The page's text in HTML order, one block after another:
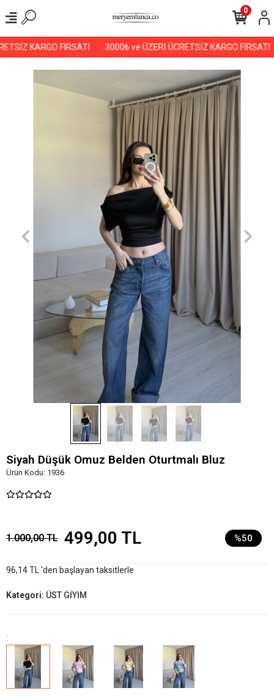
KARGO FIRSATI 3000₺ ve ÜZERİ ÜCRETSİZ KARGO FIRSATI
0
Siyah Düşük Omuz Belden Oturtmalı Bluz
Ürün Kodu: 1936
1.000,00 TL 499,00 TL %50
96,14 TL 'den başlayan taksitlerle
Kategori: ÜST GİYİM
: